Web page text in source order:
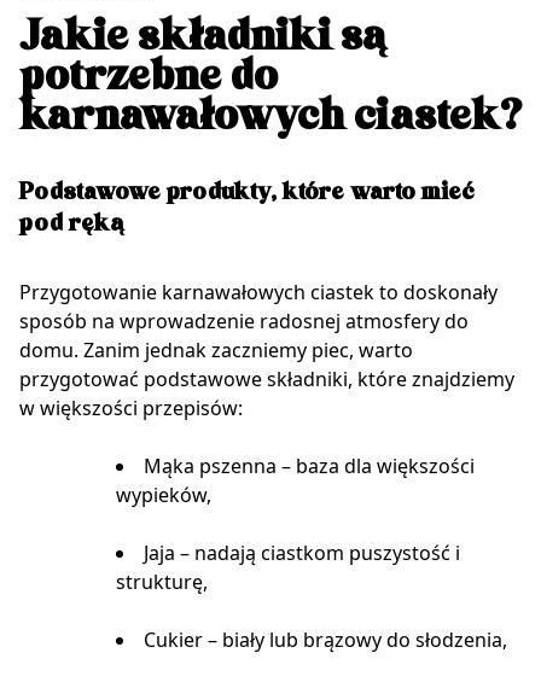
Jakie składniki są
potrzebne do
karnawałowych ciastek?
Podstawowe produkty, które warto mieć
pod ręką
Przygotowanie karnawałowych ciastek to doskonały
sposób na wprowadzenie radosnej atmosfery do
domu. Zanim jednak zaczniemy piec, warto
przygotować podstawowe składniki, które znajdziemy
w większości przepisów:
Mąka pszenna – baza dla większości
wypieków,
Jaja – nadają ciastkom puszystość i
strukturę,
Cukier – biały lub brązowy do słodzenia,